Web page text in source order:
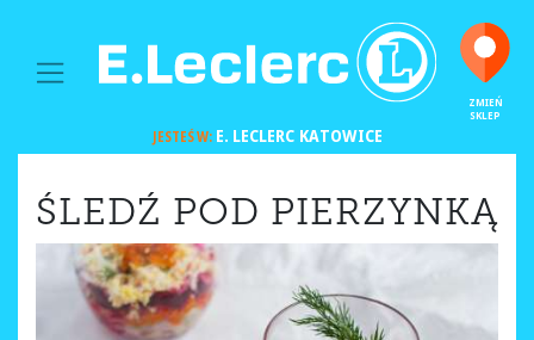
MAIN NAVIGATION
ZMIEŃ
SKLEP
JESTEŚ W:E. LECLERC KATOWICE
ŚLEDŹ POD PIERZYNKĄ